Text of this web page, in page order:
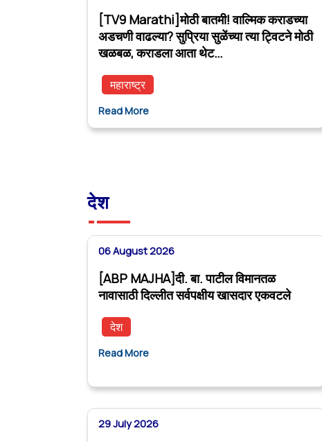
[TV9 Marathi]मोठी बातमी! वाल्मिक कराडच्या
अडचणी वाढल्या? सुप्रिया सुळेंच्या त्या ट्विटने मोठी
खळबळ, कराडला आता थेट…
महाराष्ट्र
Read More
देश
06 August 2026
[ABP MAJHA]दी. बा. पाटील विमानतळ
नावासाठी दिल्लीत सर्वपक्षीय खासदार एकवटले
देश
Read More
29 July 2026